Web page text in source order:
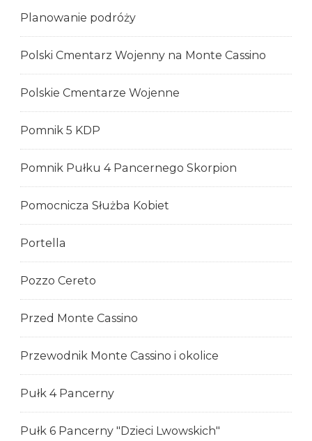
Planowanie podróży
Polski Cmentarz Wojenny na Monte Cassino
Polskie Cmentarze Wojenne
Pomnik 5 KDP
Pomnik Pułku 4 Pancernego Skorpion
Pomocnicza Służba Kobiet
Portella
Pozzo Cereto
Przed Monte Cassino
Przewodnik Monte Cassino i okolice
Pułk 4 Pancerny
Pułk 6 Pancerny "Dzieci Lwowskich"